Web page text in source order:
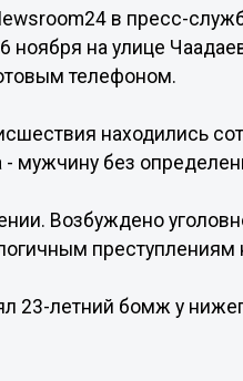
в пресс-
ноября на улице
телефоном.
находились
мужчину без
Возбуждено
преступлениям
23-летний бомж у